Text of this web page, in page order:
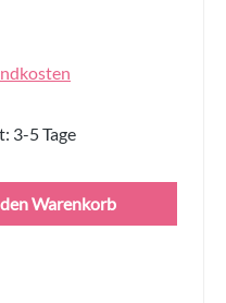
3-5 Tage
den gewünschten
Warenkorb